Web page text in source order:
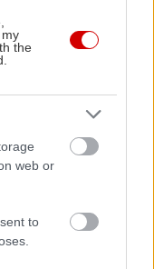
the
web or
to